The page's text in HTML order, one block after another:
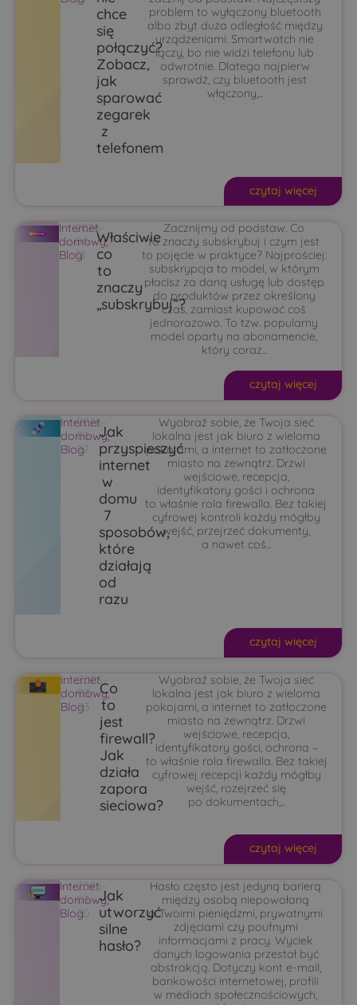
chce
się
połączyć?
Zobacz,
jak
sparować
zegarek
z
telefonem
problem to wyłączony bluetooth
albo zbyt duża odległość między
urządzeniami. Smartwatch nie
łączy, bo nie widzi telefonu lub
odwrotnie. Dlatego najpierw
sprawdź, czy bluetooth jest
włączony,...
czytaj więcej
Internet
domowy,
Blog
2026-
04-
01
Właściwie
co
to
znaczy
„subskrybuj”?
Zacznijmy od podstaw. Co
to znaczy subskrybuj i czym jest
to pojęcie w praktyce? Najprościej:
subskrypcja to model, w którym
płacisz za daną usługę lub dostęp
do produktów przez określony
czas, zamiast kupować coś
jednorazowo. To tzw. popularny
model oparty na abonamencie,
który coraz...
czytaj więcej
Internet
domowy,
Blog
2026-
03-
27
Jak
przyspieszyć
internet
w
domu
7
sposobów,
które
działają
od
razu
Wyobraź sobie, że Twoja sieć
lokalna jest jak biuro z wieloma
pokojami, a internet to zatłoczone
miasto na zewnątrz. Drzwi
wejściowe, recepcja,
identyfikatory gości i ochrona
to właśnie rola firewalla. Bez takiej
cyfrowej kontroli każdy mógłby
wejść, przejrzeć dokumenty,
a nawet coś...
czytaj więcej
Internet
domowy,
Blog
2026-
03-
23
Co
to
jest
firewall?
Jak
działa
zapora
sieciowa?
Wyobraź sobie, że Twoja sieć
lokalna jest jak biuro z wieloma
pokojami, a internet to zatłoczone
miasto na zewnątrz. Drzwi
wejściowe, recepcja,
identyfikatory gości, ochrona –
to właśnie rola firewalla. Bez takiej
cyfrowej recepcji każdy mógłby
wejść, rozejrzeć się
po dokumentach,...
czytaj więcej
Internet
domowy,
Blog
2026-
03-
20
Jak
utworzyć
silne
hasło?
Hasło często jest jedyną barierą
między osobą niepowołaną
a Twoimi pieniędzmi, prywatnymi
zdjęciami czy poufnymi
informacjami z pracy. Wyciek
danych logowania przestał być
abstrakcją. Dotyczy kont e-mail,
bankowości internetowej, profili
w mediach społecznościowych,